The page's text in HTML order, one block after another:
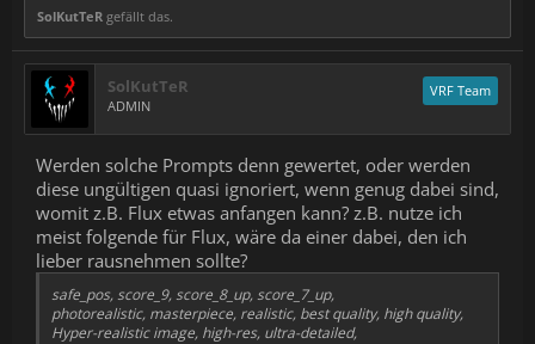
SolKutTeR gefällt das.
SolKutTeR
ADMIN
VRF Team
Werden solche Prompts denn gewertet, oder werden
diese ungültigen quasi ignoriert, wenn genug dabei sind,
womit z.B. Flux etwas anfangen kann? z.B. nutze ich
meist folgende für Flux, wäre da einer dabei, den ich
lieber rausnehmen sollte?
safe_pos, score_9, score_8_up, score_7_up,
photorealistic, masterpiece, realistic, best quality, high quality,
Hyper-realistic image, high-res, ultra-detailed,